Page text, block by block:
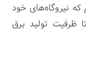
نیروگاه‌های خود
ظرفیت تولید برق